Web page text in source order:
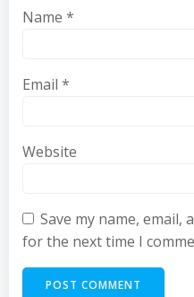
Name *
Email *
Website
Save my name,
for the next time I